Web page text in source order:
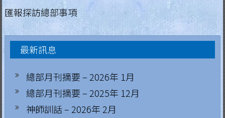
r
y
.
匯報探訪總部事項
最新訊息
總部月刊摘要 – 2026年 1月
總部月刊摘要 – 2025年 12月
神師訓話 – 2026年 2月